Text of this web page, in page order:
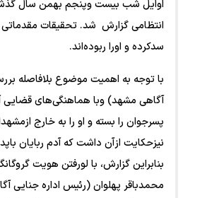
سدکرده و اورا ربوده‌اند.
با توجه به اهمیت موضوع بلافاصله
آگاهی مشهد) وبا هماهنگی‌های قضایی
پسرجوان را بسته و او را به خارج
بنابراین گزارش، با لورفتن هویت
محمدباقر پهلوان (رئیس اداره جنایی